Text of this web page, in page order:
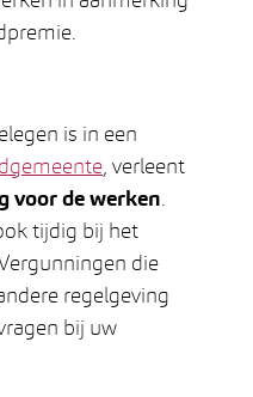
is in een
, verleent
voor de werken.
tijdig bij het
die
regelgeving
bij uw